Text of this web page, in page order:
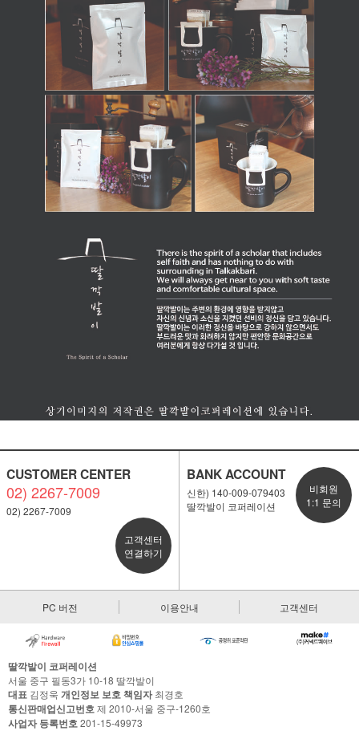
CUSTOMER CENTER
02) 2267-7009
02) 2267-7009
고객센터
연결하기
BANK ACCOUNT
신한) 140-009-079403
딸깍발이 코퍼레이션
비회원
1:1 문의
PC 버전 이용안내 고객센터
딸깍발이 코퍼레이션
서울 중구 필동3가 10-18 딸깍발이
대표 김정욱 개인정보 보호 책임자최경호
통신판매업신고번호제 2010-서울 중구-1260호
사업자 등록번호201-15-49973